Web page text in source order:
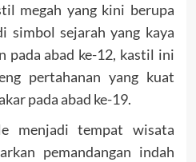
megah yang kini berupa
simbol sejarah yang kaya
pada abad ke-12, kastil ini
pertahanan yang kuat
pada abad ke-19.
menjadi tempat wisata
pemandangan indah